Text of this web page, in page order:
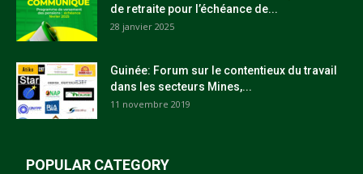
de retraite pour l’échéance de...
28 janvier 2025
Guinée: Forum sur le contentieux du travail
dans les secteurs Mines,...
11 novembre 2019
POPULAR CATEGORY